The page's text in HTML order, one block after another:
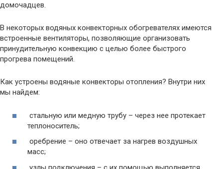
домочадцев.
В некоторых водяных конвекторных обогревателях имеются
встроенные вентиляторы, позволяющие организовать
принудительную конвекцию с целью более быстрого
прогрева помещений.
Как устроены водяные конвекторы отопления? Внутри них
мы найдем:
стальную или медную трубу – через нее протекает
теплоноситель;
оребрение – оно отвечает за нагрев воздушных
масс;